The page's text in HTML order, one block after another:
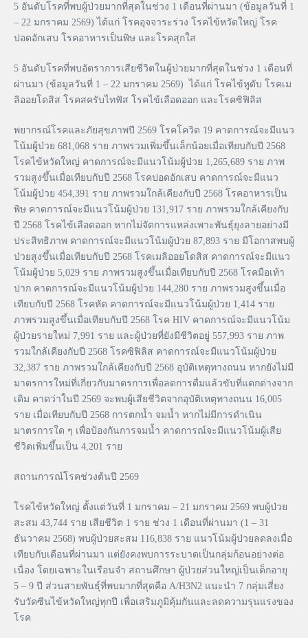
5 อันดับโรคที่พบผู้ป่วยมากที่สุดในช่วง 1 เดือนที่ผ่านมา (ข้อมูลวันที่ 1
– 22 มกราคม 2569) ได้แก่ โรคอุจจาระร่วง โรคไข้หวัดใหญ่ โรค
ปอดอักเสบ โรคอาหารเป็นพิษ และโรคสุกใส
5 อันดับโรคที่พบอัตราการเสียชีวิตในผู้ป่วยมากที่สุดในช่วง 1 เดือนที่
ผ่านมา (ข้อมูลวันที่ 1 – 22 มกราคม 2569) ได้แก่ โรคไข้หูดับ โรคเม
ลิออยโดสิส โรคสครับไทฟัส โรคไข้เลือดออก และโรคซิฟิลิส
พยากรณ์โรคและภัยสุขภาพปี 2569 โรคโควิด 19 คาดการณ์จะมีแนว
โน้มผู้ป่วย 681,068 ราย ภาพรวมเพิ่มขึ้นเล็กน้อยเมื่อเทียบกับปี 2568
โรคไข้หวัดใหญ่ คาดการณ์จะมีแนวโน้มผู้ป่วย 1,265,689 ราย ภาพ
รวมสูงขึ้นเมื่อเทียบกับปี 2568 โรคปอดอักเสบ คาดการณ์จะมีแนว
โน้มผู้ป่วย 454,391 ราย ภาพรวมใกล้เคียงกับปี 2568 โรคอาหารเป็น
พิษ คาดการณ์จะมีแนวโน้มผู้ป่วย 131,917 ราย ภาพรวมใกล้เคียงกับ
ปี 2568 โรคไข้เลือดออก หากไม่จัดการแหล่งเพาะพันธุ์ยุงลายอย่างมี
ประสิทธิภาพ คาดการณ์จะมีแนวโน้มผู้ป่วย 87,893 ราย มีโอกาสพบผู้
ป่วยสูงขึ้นเมื่อเทียบกับปี 2568 โรคเมลิออยโดสิส คาดการณ์จะมีแนว
โน้มผู้ป่วย 5,029 ราย ภาพรวมสูงขึ้นเมื่อเทียบกับปี 2568 โรคมือเท้า
ปาก คาดการณ์จะมีแนวโน้มผู้ป่วย 144,280 ราย ภาพรวมสูงขึ้นเมื่อ
เทียบกับปี 2568 โรคหัด คาดการณ์จะมีแนวโน้มผู้ป่วย 1,414 ราย
ภาพรวมสูงขึ้นเมื่อเทียบกับปี 2568 โรค HIV คาดการณ์จะมีแนวโน้ม
ผู้ป่วยรายใหม่ 7,991 ราย และผู้ป่วยที่ยังมีชีวิตอยู่ 557,993 ราย ภาพ
รวมใกล้เคียงกับปี 2568 โรคซิฟิลิส คาดการณ์จะมีแนวโน้มผู้ป่วย
32,387 ราย ภาพรวมใกล้เคียงกับปี 2568 อุบัติเหตุทางถนน หากยังไม่มี
มาตรการใหม่ที่เกี่ยวกับมาตรการเพื่อลดการดื่มแล้วขับที่แตกต่างจาก
เดิม คาดว่าในปี 2569 จะพบผู้เสียชีวิตจากอุบัติเหตุทางถนน 16,005
ราย เมื่อเทียบกับปี 2568 การตกน้ำ จมน้ำ หากไม่มีการดำเนิน
มาตรการใด ๆ เพื่อป้องกันการจมน้ำ คาดการณ์จะมีแนวโน้มผู้เสีย
ชีวิตเพิ่มขึ้นเป็น 4,201 ราย
สถานการณ์โรคช่วงต้นปี 2569
โรคไข้หวัดใหญ่ ตั้งแต่วันที่ 1 มกราคม – 21 มกราคม 2569 พบผู้ป่วย
สะสม 43,744 ราย เสียชีวิต 1 ราย ช่วง 1 เดือนที่ผ่านมา (1 – 31
ธันวาคม 2568) พบผู้ป่วยสะสม 116,838 ราย แนวโน้มผู้ป่วยลดลงเมื่อ
เทียบกับเดือนที่ผ่านมา แต่ยังคงพบการระบาดเป็นกลุ่มก้อนอย่างต่อ
เนื่อง โดยเฉพาะในเรือนจำ สถานศึกษา ผู้ป่วยส่วนใหญ่เป็นเด็กอายุ
5 – 9 ปี ส่วนสายพันธุ์ที่พบมากที่สุดคือ A/H3N2 แนะนำ 7 กลุ่มเสี่ยง
รับวัคซีนไข้หวัดใหญ่ทุกปี เพื่อเสริมภูมิคุ้มกันและลดความรุนแรงของ
โรค